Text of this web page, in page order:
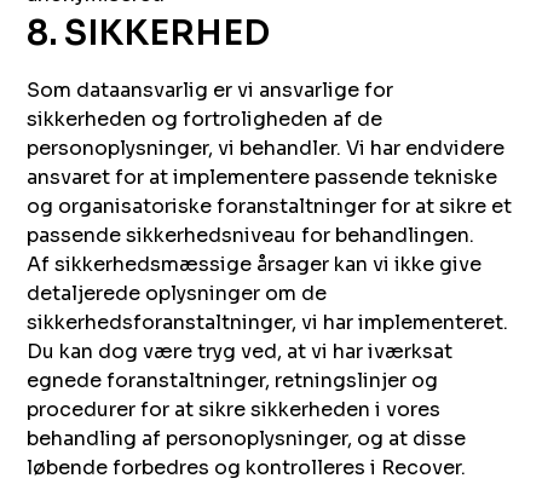
8. SIKKERHED
Som dataansvarlig er vi ansvarlige for
sikkerheden og fortroligheden af de
personoplysninger, vi behandler. Vi har endvidere
ansvaret for at implementere passende tekniske
og organisatoriske foranstaltninger for at sikre et
passende sikkerhedsniveau for behandlingen.
Af sikkerhedsmæssige årsager kan vi ikke give
detaljerede oplysninger om de
sikkerhedsforanstaltninger, vi har implementeret.
Du kan dog være tryg ved, at vi har iværksat
egnede foranstaltninger, retningslinjer og
procedurer for at sikre sikkerheden i vores
behandling af personoplysninger, og at disse
løbende forbedres og kontrolleres i Recover.